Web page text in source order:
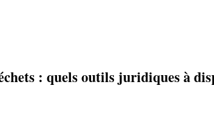
: quels outils juridiques à